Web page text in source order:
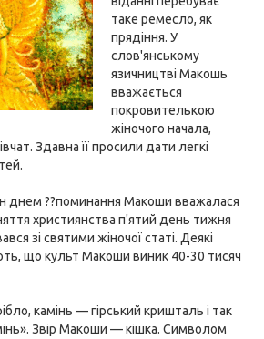
таке ремесло, як
прядіння. У
слов'янському
язичництві Макошь
вважається
покровителькою
жіночого начала,
Здавна її просили дати легкі
днем ??поминання Макоши вважалася
християнства п'ятий день тижня
зі святими жіночої статі. Деякі
що культ Макоши виник 40-30 тисяч
камінь — гірський кришталь і так
Звір Макоши — кішка. Символом